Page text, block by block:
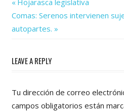
Navegación
de
Post:
Next
Post:
Comas: Serenos intervienen
autopartes.
LEAVE A REPLY
Tu dirección de correo
campos obligatorios están